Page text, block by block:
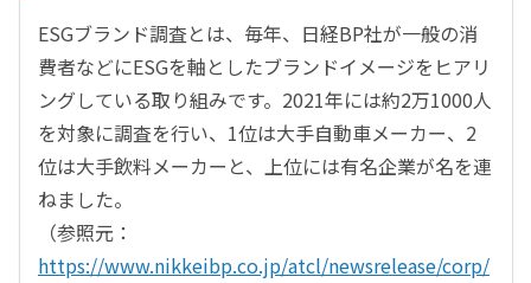
ESGブランド調査とは、毎年、日経BP社が一般の消
費者などにESGを軸としたブランドイメージをヒアリ
ングしている取り組みです。2021年には約2万1000人
を対象に調査を行い、1位は大手自動車メーカー、2
位は大手飲料メーカーと、上位には有名企業が名を連
ねました。
（参照元：
https://www.nikkeibp.co.jp/atcl/newsrelease/corp/